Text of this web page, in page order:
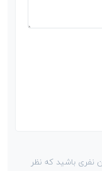
نفری باشید که نظر